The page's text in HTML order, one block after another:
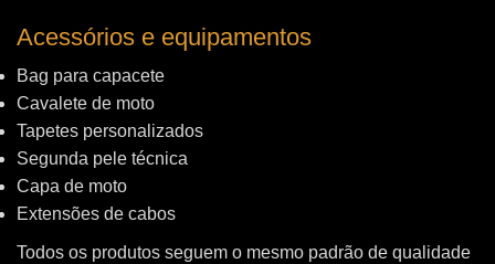
Acessórios e equipamentos
Bag para capacete
Cavalete de moto
Tapetes personalizados
Segunda pele técnica
Capa de moto
Extensões de cabos
Todos os produtos seguem o mesmo padrão de qualidade